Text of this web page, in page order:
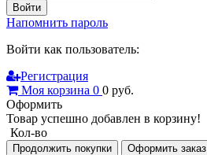
Войти
Напомнить пароль
Войти как пользователь:
Регистрация
Моя корзина 0 0 руб.
Оформить
Товар успешно добавлен в корзину!
Кол-во
Продолжить покупки Оформить заказ